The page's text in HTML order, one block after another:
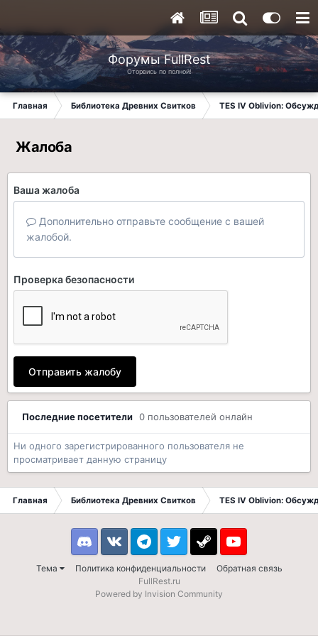
Форумы FullRest
Оторвись по полной!
Главная Библиотека Древних Свитков TES IV Oblivion:
Жалоба
Ваша жалоба
Дополнительно отправьте сообщение с вашей
жалобой.
Проверка безопасности
Отправить жалобу
Последние посетители 0 пользователей онлайн
Ни одного зарегистрированного пользователя не
просматривает данную страницу
Главная Библиотека Древних Свитков TES IV Oblivion:
Тема Политика конфиденциальности Обратная связь
DiscordVK TelegramTwitter Steam Youtube
FullRest.ru
Powered by Invision Community